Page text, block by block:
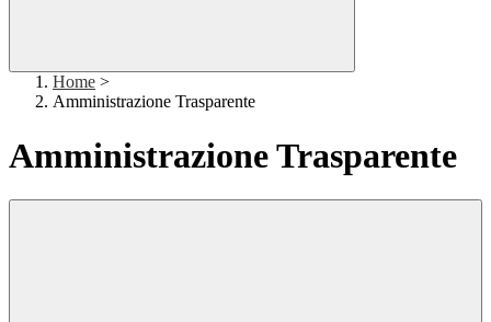
Home >
Amministrazione Trasparente
Amministrazione Trasparente